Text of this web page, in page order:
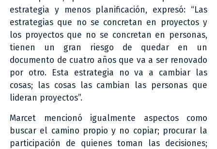
estrategia y menos planificación, expresó: “Las
estrategias que no se concretan en proyectos y
los proyectos que no se concretan en personas,
tienen un gran riesgo de quedar en un
documento de cuatro años que va a ser renovado
por otro. Esta estrategia no va a cambiar las
cosas; las cosas las cambian las personas que
lideran proyectos”.
Marcet mencionó igualmente aspectos como
buscar el camino propio y no copiar; procurar la
participación de quienes toman las decisiones;